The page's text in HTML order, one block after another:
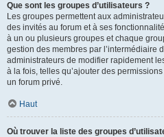
Que sont les groupes d’utilisateurs ?
Les groupes permettent aux
des invités au forum et à ses
à un ou plusieurs groupes et chaque
gestion des membres par l’intermédiaire
administrateurs de modifier rapidement
à la fois, telles qu’ajouter des
un forum privé.
Haut
Où trouver la liste des groupes